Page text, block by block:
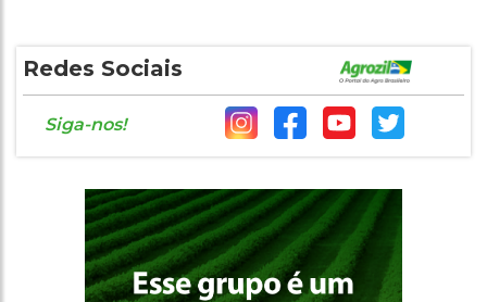
Redes Sociais
Siga-nos!